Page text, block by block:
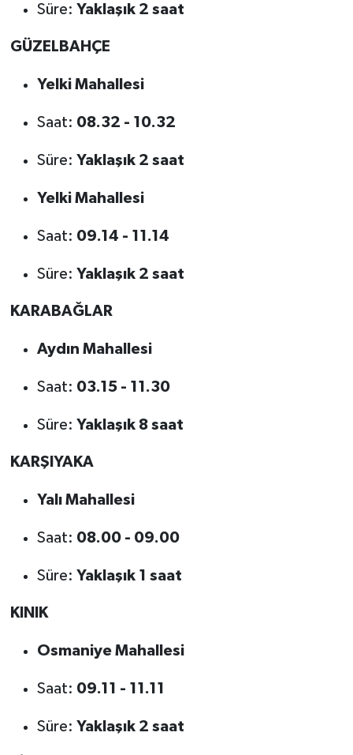
Süre: Yaklaşık 2 saat
GÜZELBAHÇE
Yelki Mahallesi
Saat: 08.32 - 10.32
Süre: Yaklaşık 2 saat
Yelki Mahallesi
Saat: 09.14 - 11.14
Süre: Yaklaşık 2 saat
KARABAĞLAR
Aydın Mahallesi
Saat: 03.15 - 11.30
Süre: Yaklaşık 8 saat
KARŞIYAKA
Yalı Mahallesi
Saat: 08.00 - 09.00
Süre: Yaklaşık 1 saat
KINIK
Osmaniye Mahallesi
Saat: 09.11 - 11.11
Süre: Yaklaşık 2 saat